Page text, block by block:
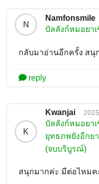
N
Namfonsmile
บัลลังก์หมอยา
กลับมาอ่านอีกครั้ง สนุ
reply
K
Kwanjai
บัลลังก์หมอยา
ยุทธภพยังอีกย
(จบบริบูรณ์)
สนุกมากค่ะ มีต่อไหมค